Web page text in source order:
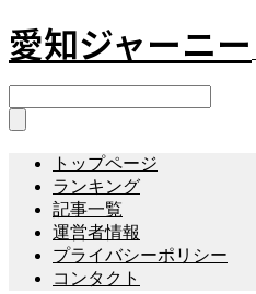
愛知ジャーニー
トップページ
ランキング
記事一覧
運営者情報
プライバシーポリシー
コンタクト